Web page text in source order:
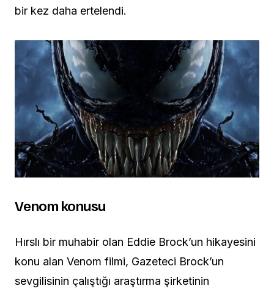
bir kez daha ertelendi.
Venom konusu
Hırslı bir muhabir olan Eddie Brock’un hikayesini
konu alan Venom filmi, Gazeteci Brock’un
sevgilisinin çalıştığı araştırma şirketinin